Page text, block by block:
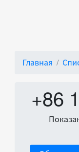
Главная
+86